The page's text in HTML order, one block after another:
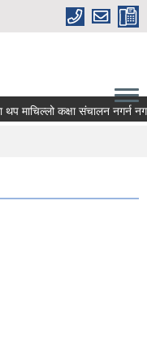
माचिल्लो कक्षा संचालन नगर्न